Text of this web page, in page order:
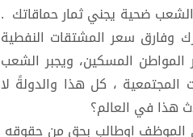
ضحية يجني ثمار حماقاتك .
وفارق سعر المشتقات النفطية
١٠٠% كل ذلك على ظهر المواطن المسكين، ويجبر الشعب
المجتمعية ، كل هذا والدولةً لا
هذا في العالم؟
الموظف اوطالب بحق من حقوقه